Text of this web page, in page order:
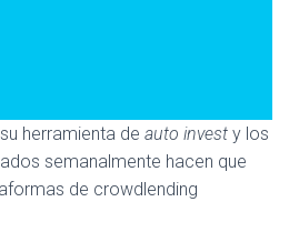
herramienta de auto invest y los
semanalmente hacen que
de crowdlending